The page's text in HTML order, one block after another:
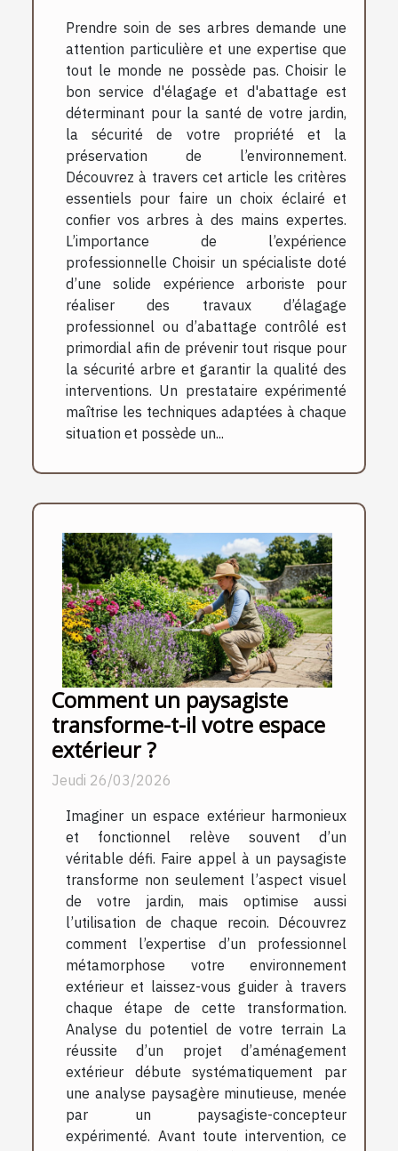
Prendre soin de ses arbres demande une
attention particulière et une expertise que
tout le monde ne possède pas. Choisir le
bon service d'élagage et d'abattage est
déterminant pour la santé de votre jardin,
la sécurité de votre propriété et la
préservation de l’environnement.
Découvrez à travers cet article les critères
essentiels pour faire un choix éclairé et
confier vos arbres à des mains expertes.
L’importance de l’expérience
professionnelle Choisir un spécialiste doté
d’une solide expérience arboriste pour
réaliser des travaux d’élagage
professionnel ou d’abattage contrôlé est
primordial afin de prévenir tout risque pour
la sécurité arbre et garantir la qualité des
interventions. Un prestataire expérimenté
maîtrise les techniques adaptées à chaque
situation et possède un...
Comment un paysagiste
transforme-t-il votre espace
extérieur ?
Jeudi 26/03/2026
Imaginer un espace extérieur harmonieux
et fonctionnel relève souvent d’un
véritable défi. Faire appel à un paysagiste
transforme non seulement l’aspect visuel
de votre jardin, mais optimise aussi
l’utilisation de chaque recoin. Découvrez
comment l’expertise d’un professionnel
métamorphose votre environnement
extérieur et laissez-vous guider à travers
chaque étape de cette transformation.
Analyse du potentiel de votre terrain La
réussite d’un projet d’aménagement
extérieur débute systématiquement par
une analyse paysagère minutieuse, menée
par un paysagiste-concepteur
expérimenté. Avant toute intervention, ce